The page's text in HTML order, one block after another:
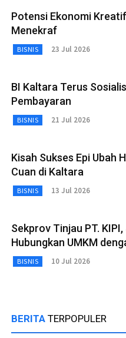
Potensi Ekonomi
Menekraf
BISNIS 23 Jul 2026
BI Kaltara Terus
Pembayaran
BISNIS 21 Jul 2026
Kisah Sukses Epi Ubah
Cuan di Kaltara
BISNIS 13 Jul 2026
Sekprov Tinjau PT.
Hubungkan UMKM
BISNIS 10 Jul 2026
BERITA TERPOPULER